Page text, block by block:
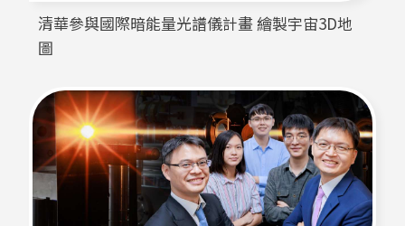
清華參與國際暗能量光譜儀計畫 繪製宇宙3D地
圖